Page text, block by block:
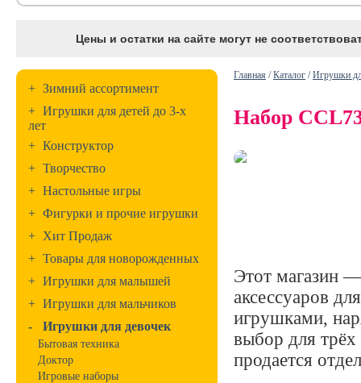
Цены и остатки на сайте могут не
+ Зимний ассортимент
+ Игрушки для детей до 3-х
лет
+ Конструктор
+ Творчество
+ Настольные игры
+ Фигурки и прочие игрушки
+ Хит Продаж
+ Товары для новорожденных
+ Игрушки для малышей
+ Игрушки для мальчиков
-
Игрушки для девочек
Бытовая техника
Доктор
Игровые наборы
Главная /Каталог /Игрушки
Набор
Этот магазин
аксессуаров
игрушками,
выбор для
продается